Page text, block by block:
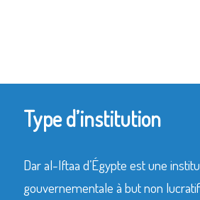
Type d’institution
Dar al-Iftaa d’Égypte est une
gouvernementale à but non